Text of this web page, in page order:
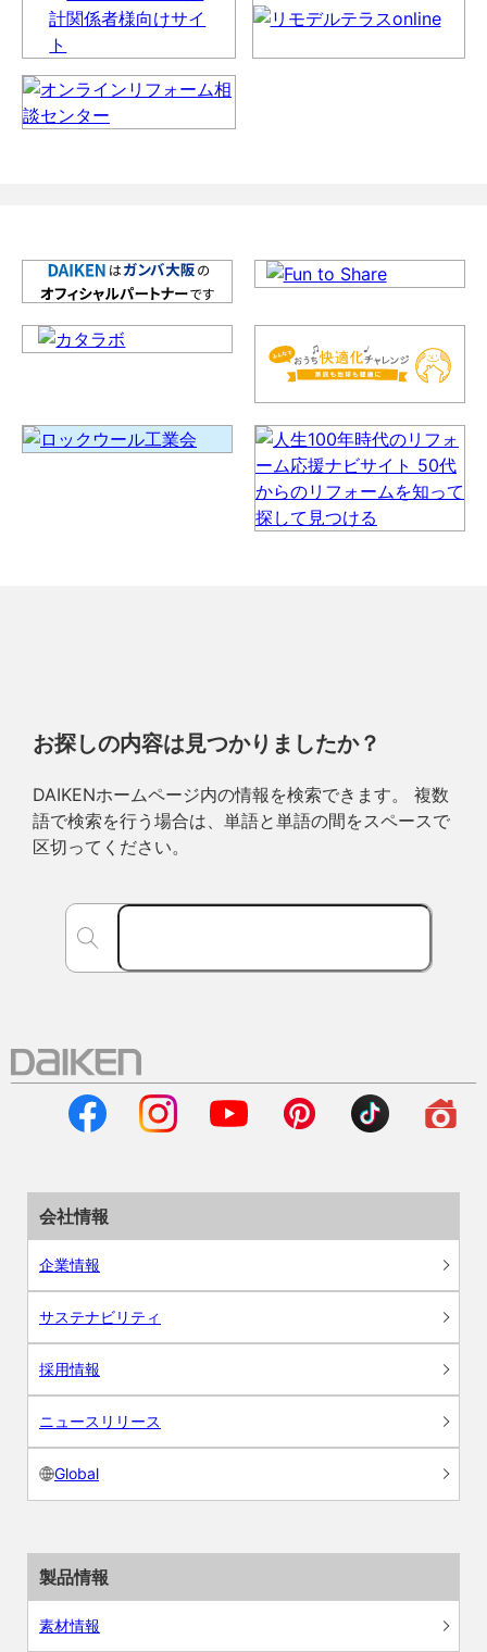
お探しの内容は見つかりましたか？
DAIKENホームページ内の情報を検索できます。 複数
語で検索を行う場合は、単語と単語の間をスペースで
区切ってください。
会社情報
企業情報
サステナビリティ
採用情報
ニュースリリース
Global
製品情報
素材情報